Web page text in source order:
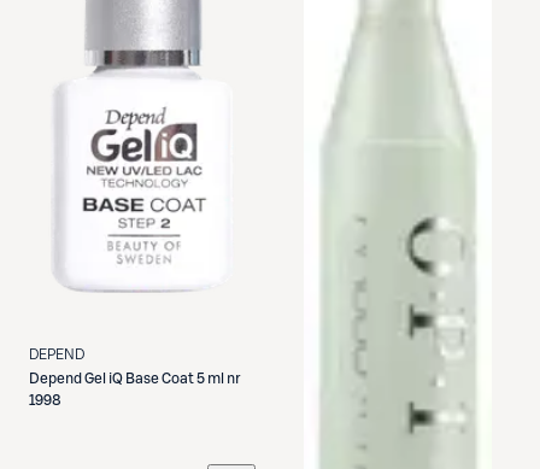
DEPEND
Depend Gel iQ Base Coat 5 ml nr
1998